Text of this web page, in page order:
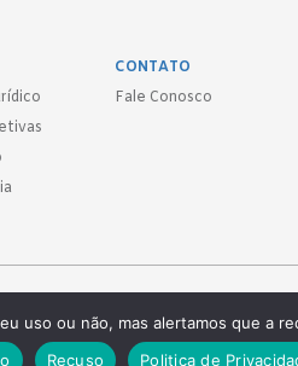
CONTATO
Fale Conosco
3032-5950
uso ou não, mas alertamos que a
Recuso Politica de